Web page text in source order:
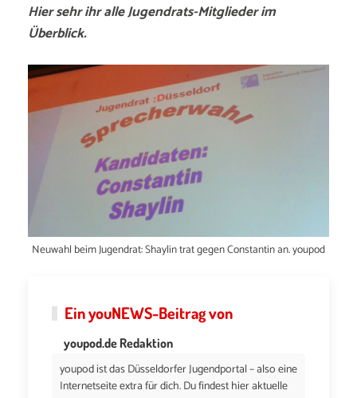
Hier sehr ihr alleJugendrats-Mitglieder im
Überblick.
Neuwahl beim Jugendrat: Shaylin trat gegen Constantin an. youpod
EinyouNEWS-Beitrag von
youpod.de Redaktion
youpod ist das Düsseldorfer Jugendportal – also eine
Internetseite extra für dich. Du findest hier aktuelle